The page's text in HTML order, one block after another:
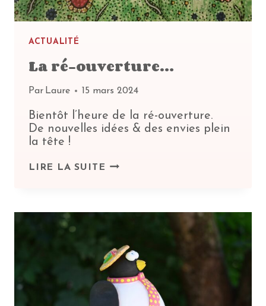
ACTUALITÉ
La ré-ouverture…
Par Laure 15 mars 2024
Bientôt l’heure de la ré-ouverture.
De nouvelles idées & des envies plein
la tête !
LIRE LA SUITE LA